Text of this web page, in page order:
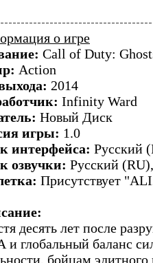
о игре
Call of Duty:
Action
2014
Infinity Ward
Новый Диск
игры: 1.0
интерфейса: Русский
озвучки: Русский
Присутствует
десять лет после
глобальный баланс
бойцам